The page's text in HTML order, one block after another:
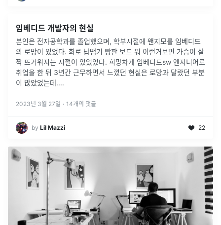
임베디드 개발자의 현실
본인은 전자공학과를 졸업했으며, 학부시절에 왠지모를 임베디드
의 로망이 있었다. 회로 납땜기 빵판 보드 뭐 이런거보면 가슴이 살
짝 뜨거워지는 시절이 있었었다. 희망차게 임베디드sw 엔지니어로
취업을 한 뒤 3년간 근무하면서 느꼈던 현실은 로망과 달랐던 부분
이 많았었는데....
2023년 3월 27일 · 14개의 댓글
by Lil Mazzi 22